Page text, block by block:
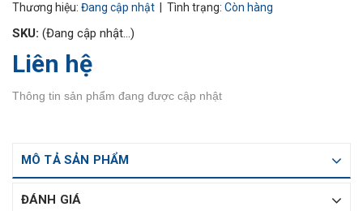
Thương hiệu: Đang cập nhật | Tình trạng: Còn hàng
SKU: (Đang cập nhật...)
Liên hệ
Thông tin sản phẩm đang được cập nhật
MÔ TẢ SẢN PHẨM
ĐÁNH GIÁ